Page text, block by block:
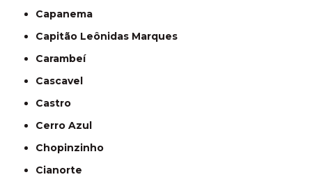
Capanema
Capitão Leônidas Marques
Carambeí
Cascavel
Castro
Cerro Azul
Chopinzinho
Cianorte